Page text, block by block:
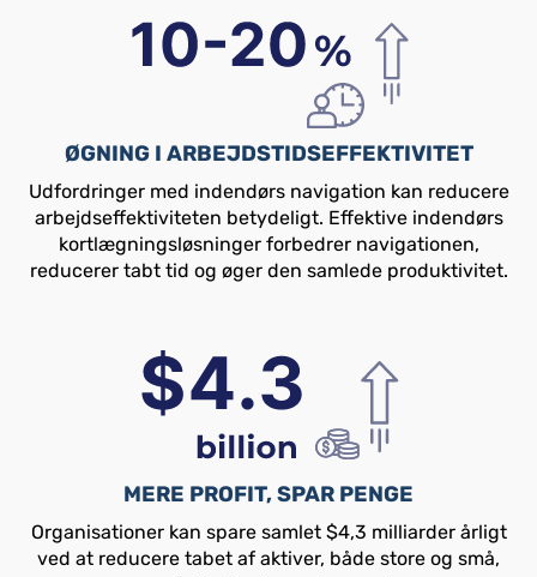
ØGNING I ARBEJDSTIDSEFFEKTIVITET
Udfordringer med indendørs navigation kan reducere
arbejdseffektiviteten betydeligt. Effektive indendørs
kortlægningsløsninger forbedrer navigationen,
reducerer tabt tid og øger den samlede produktivitet.
MERE PROFIT, SPAR PENGE
Organisationer kan spare samlet $4,3 milliarder årligt
ved at reducere tabet af aktiver, både store og små,